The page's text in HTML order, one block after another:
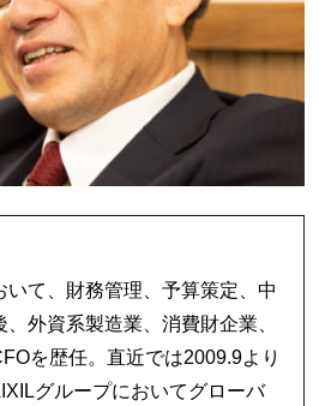
いて、財務管理、予算策定、中
外資系製造業、消費財企業、
を歴任。直近では2009.9より
グループにおいてグローバ